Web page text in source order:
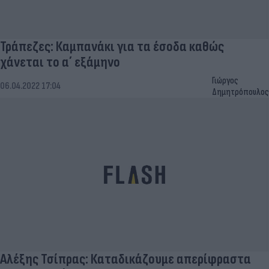
Τράπεζες: Καμπανάκι για τα έσοδα καθώς
χάνεται το α΄ εξάμηνο
06.04.2022 17:04
Γιώργος
Δημητρόπουλος
Αλέξης Τσίπρας: Καταδικάζουμε απερίφραστα